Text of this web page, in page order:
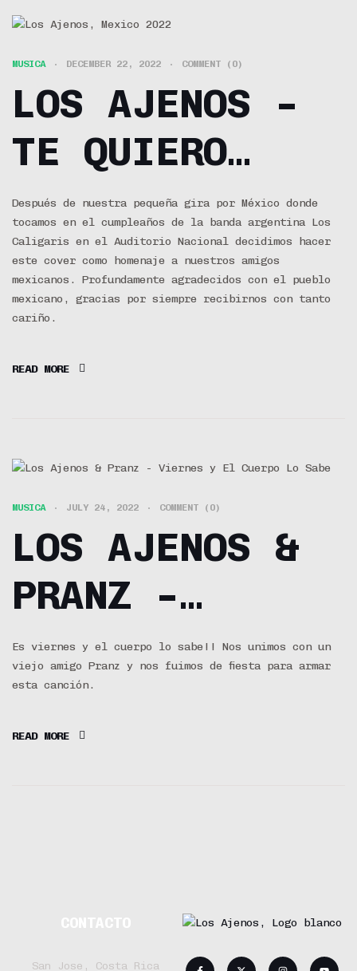
MUSICA DECEMBER 22, 2022 COMMENT (0)
LOS AJENOS –
TE QUIERO
TANTO, TANTO
Después de nuestra pequeña gira por México donde
tocamos en el cumpleaños de la banda argentina Los
Caligaris en el Auditorio Nacional decidimos hacer
este cover como homenaje a nuestros amigos
mexicanos. Profundamente agradecidos con el pueblo
mexicano, gracias por siempre recibirnos con tanto
cariño.
READ MORE
MUSICA JULY 24, 2022 COMMENT (0)
LOS AJENOS &
PRANZ –
VIERNES Y EL
CUERPO LO
SABE
Es viernes y el cuerpo lo sabe!! Nos unimos con un
viejo amigo Pranz y nos fuimos de fiesta para armar
esta canción.
READ MORE
San Jose, Costa Rica